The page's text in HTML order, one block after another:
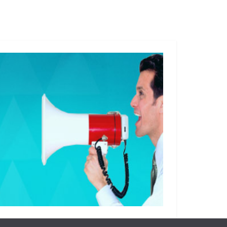
PRI estatal. En la contienda hay grupos que
buscan establecer cada quien un formato a lo
que queda del partido y a lo que se puede
venir en el 2024 El primer grupo es el de
Filiberto Martínez, quien con el apoyo de la
presidenta municipal de Solidaridad, Lili
Campos, quiere apoderarse del partido y
crear desde el PRI, una oposición real en el
próximo proceso electoral. Para ello,
Filiberto Martínez se ha metido a las bases
del partido en Cancún, Chetumal, Playa del
Carmen y la zona maya. El trabajo consiste en
convencer con prebendas a los pocos
liderazgos que aún quedan dentro del
Revolucionario Institucional. El objetivo es
convencer que desde Playa se puede crear un
bastión de oposición y que tendría
posibilidad de pelear las elecciones. El
problema que tiene este grupo son los
nombres que podrían estar dentro de la
causa El segundo grupo es el Candy Ayuso,
aún el PRI. La actual diputada apoya a Pedro